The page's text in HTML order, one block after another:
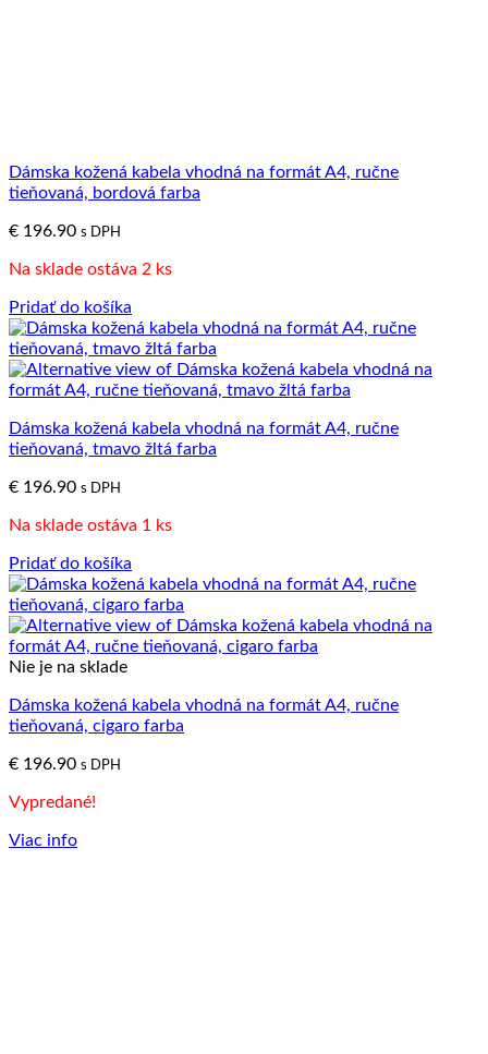
Dámska kožená kabela vhodná na formát A4, ručne
tieňovaná, bordová farba
€ 196.90 s DPH
Na sklade ostáva 2 ks
Pridať do košíka
Dámska kožená kabela vhodná na formát A4, ručne
tieňovaná, tmavo žltá farba
€ 196.90 s DPH
Na sklade ostáva 1 ks
Pridať do košíka
Nie je na sklade
Dámska kožená kabela vhodná na formát A4, ručne
tieňovaná, cigaro farba
€ 196.90 s DPH
Vypredané!
Viac info